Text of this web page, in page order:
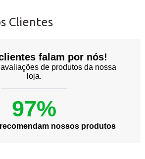
Clientes
falam por nós!
de produtos da nossa
loja.
97%
nossos produtos